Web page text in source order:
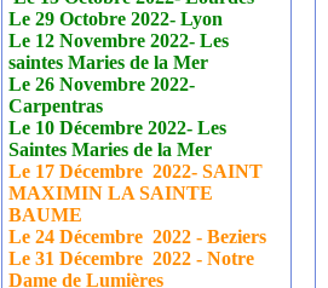
Le 29 Octobre 2022- Lyon
Le 12 Novembre 2022- Les
saintes Maries de la Mer
Le 26 Novembre 2022-
Carpentras
Le 10 Décembre 2022- Les
Saintes Maries de la Mer
Le 17Décembre 2022- SAINT
MAXIMIN LA SAINTE
BAUME
Le 24Décembre 2022 - Beziers
Le 31Décembre 2022 - Notre
Dame de Lumières